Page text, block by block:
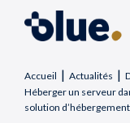
Accueil | Actualités |
Héberger un serveur
solution